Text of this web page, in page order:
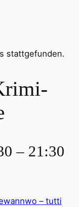
stattgefunden.
– 21:30
– tutti